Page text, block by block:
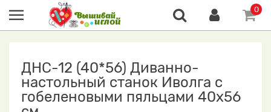
0
ДНС-12 (40*56) Диванно-
настольный станок Иволга с
гобеленовыми пяльцами 40х56